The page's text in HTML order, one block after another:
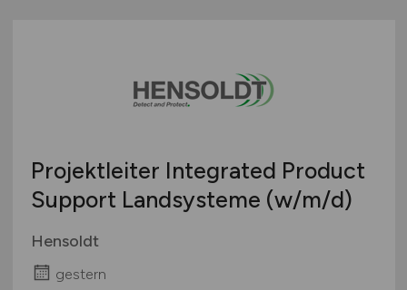
Projektleiter Integrated Product
Support Landsysteme (w/m/d)
Hensoldt
gestern